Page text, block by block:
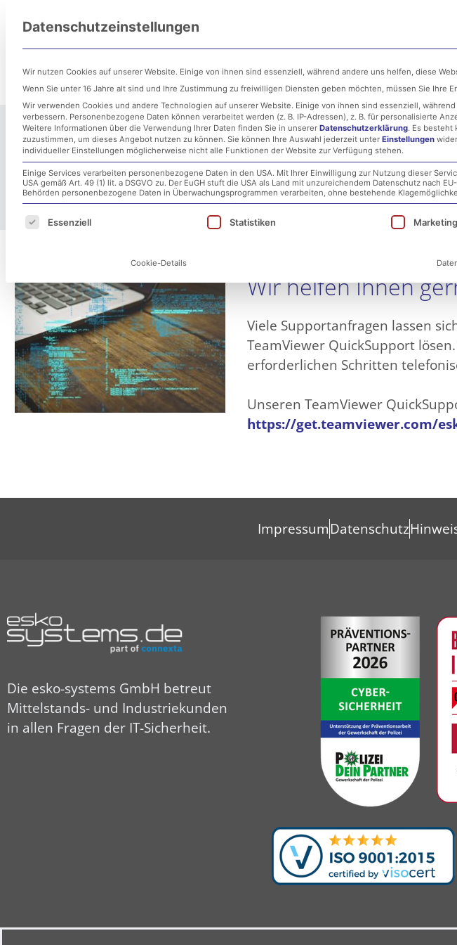
Inhalt
springen
Unternehmen MSP
Wir helfen Ihnen
Viele Supportanfragen lassen
TeamViewer QuickSupport
erforderlichen Schritten
Unseren TeamViewer
https://get.teamviewer.com/
ImpressumDatenschutz
Die esko-systems GmbH betreut
Mittelstands- und Industriekunden
in allen Fragen der IT-Sicherheit.
Datenschutzeinstellungen
Wir nutzen Cookies auf unserer Website. Einige von ihnen sind essenziell, während andere uns helfen, diese
Wenn Sie unter 16 Jahre alt sind und Ihre Zustimmung zu freiwilligen Diensten geben möchten, müssen Sie Ihre
Wir verwenden Cookies und andere Technologien auf unserer Website. Einige von ihnen sind essenziell,
verbessern. Personenbezogene Daten können verarbeitet werden (z. B. IP-Adressen), z. B. für personalisierte
Weitere Informationen über die Verwendung Ihrer Daten finden Sie in unserer Datenschutzerklärung. Es besteht
zuzustimmen, um dieses Angebot nutzen zu können. Sie können Ihre Auswahl jederzeit unter Einstellungen
individueller Einstellungen möglicherweise nicht alle Funktionen der Website zur Verfügung stehen.
Einige Services verarbeiten personenbezogene Daten in den USA. Mit Ihrer Einwilligung zur Nutzung dieser
USA gemäß Art. 49 (1) lit. a DSGVO zu. Der EuGH stuft die USA als Land mit unzureichendem Datenschutz nach
Behörden personenbezogene Daten in Überwachungsprogrammen verarbeiten, ohne bestehende
Es folgt eine Liste der Service-Gruppen, für die eine Einwilligung
Essenziell Statistiken Marketing
Cookie-Details